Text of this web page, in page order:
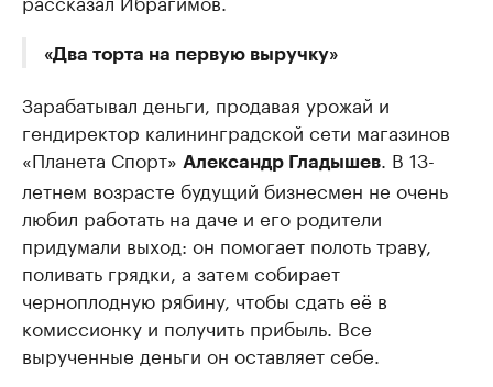
«Два торта на первую выручку»
Зарабатывал деньги, продавая урожай и
гендиректор калининградской сети магазинов
«Планета Спорт» Александр Гладышев
. В 13-
летнем возрасте будущий бизнесмен не очень
любил работать на даче и его родители
придумали выход: он помогает полоть траву,
поливать грядки, а затем собирает
черноплодную рябину, чтобы сдать её в
комиссионку и получить прибыль. Все
вырученные деньги он оставляет себе.